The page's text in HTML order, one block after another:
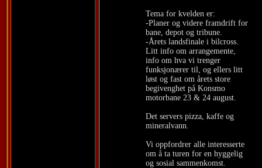
Tema for kvelden er:
-Planer og videre framdrift for
bane, depot og tribune.
-Årets landsfinale i bilcross.
Litt info om arrangemente,
info om hva vi trenger
funksjonærer til, og ellers litt
løst og fast om årets store
begivenghet på Konsmo
motorbane 23 & 24 august.
Det servers pizza, kaffe og
mineralvann.
Vi oppfordrer alle interesserte
om å ta turen for en hyggelig
og sosial sammenkomst.